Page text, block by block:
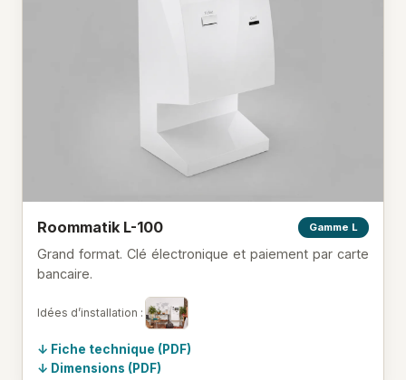
Roommatik L-100 Gamme L
Grand format. Clé électronique et paiement par carte
bancaire.
Idées d’installation :
Fiche technique (PDF)
Dimensions (PDF)